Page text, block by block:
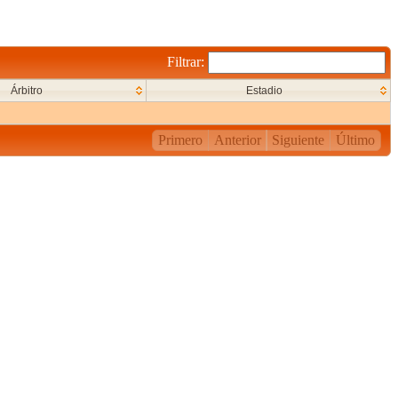
Filtrar:
Árbitro Estadio
Primero Anterior Siguiente Último